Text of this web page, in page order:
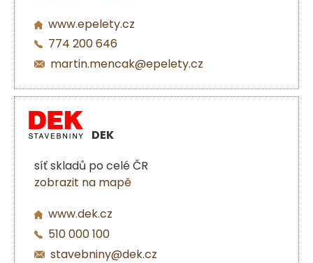
www.epelety.cz
774 200 646
martin.mencak@epelety.cz
DEK
síť skladů po celé ČR
zobrazit na mapě
www.dek.cz
510 000 100
stavebniny@dek.cz